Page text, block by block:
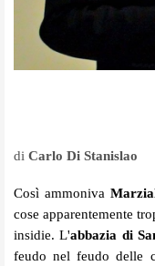
di Carlo Di Stanislao
Così ammoniva
cose apparentemente
insidie. L'abbazia di
feudo nel feudo delle